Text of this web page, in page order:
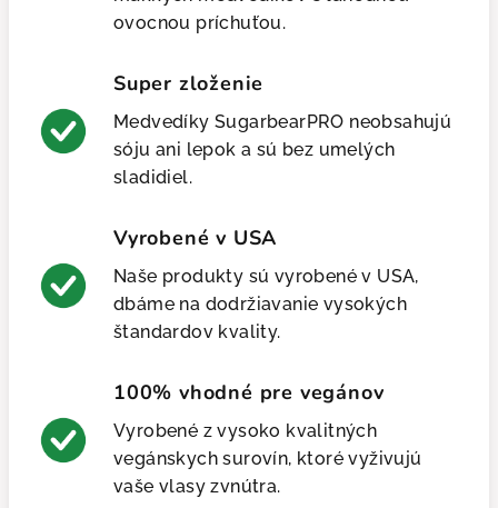
ovocnou príchuťou.
Super zloženie
Medvedíky SugarbearPRO neobsahujú
sóju ani lepok a sú bez umelých
sladidiel.
Vyrobené v USA
Naše produkty sú vyrobené v USA,
dbáme na dodržiavanie vysokých
štandardov kvality.
100% vhodné pre vegánov
Vyrobené z vysoko kvalitných
vegánskych surovín, ktoré vyživujú
vaše vlasy zvnútra.